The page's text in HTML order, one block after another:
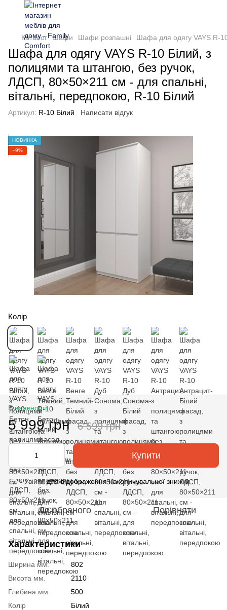
Каталог Шафи Шафи розпашні Шафа для одягу VAYS R-
Шафа для одягу VAYS R-10 Білий, з
полицями та штангою, без ручок,
ЛДСП, 80×50×211 см - для спальні,
вітальні, передпокою, R-10 Білий
Артикул: R-10 Білий Написати відгук
НОВИНКА
−9%
Колір
В наявності
5 999 грн 6 599 грн
Купити
% Увійтидля відображення накопичувальної знижки
До обраного Порівняти
Характеристики
Ширина мм.
802
Висота мм.
2110
Глибина мм.
500
Колір
Білий